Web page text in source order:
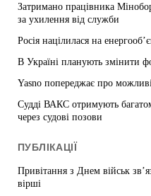
Затримано працівника
за ухилення від служби
Росія націлилася на
В Україні планують змінити
Yasno попереджає про
Судді ВАКС отримують
через судові позови
ПУБЛІКАЦІЇ
Привітання з Днем військ
вірші